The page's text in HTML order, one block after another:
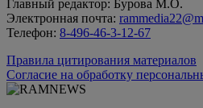
Главный редактор: Бурова М.О.
Электронная почта:
Телефон: 8-496-46-3-12-67
Правила цитирования материалов
Согласие на обработку